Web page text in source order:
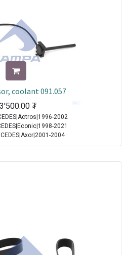
coolant 091.057
₮
2002
2021
2004
MP2/MP3|2002-2021